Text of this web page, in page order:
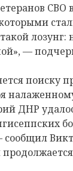
СВО
—
поиску
ДНР